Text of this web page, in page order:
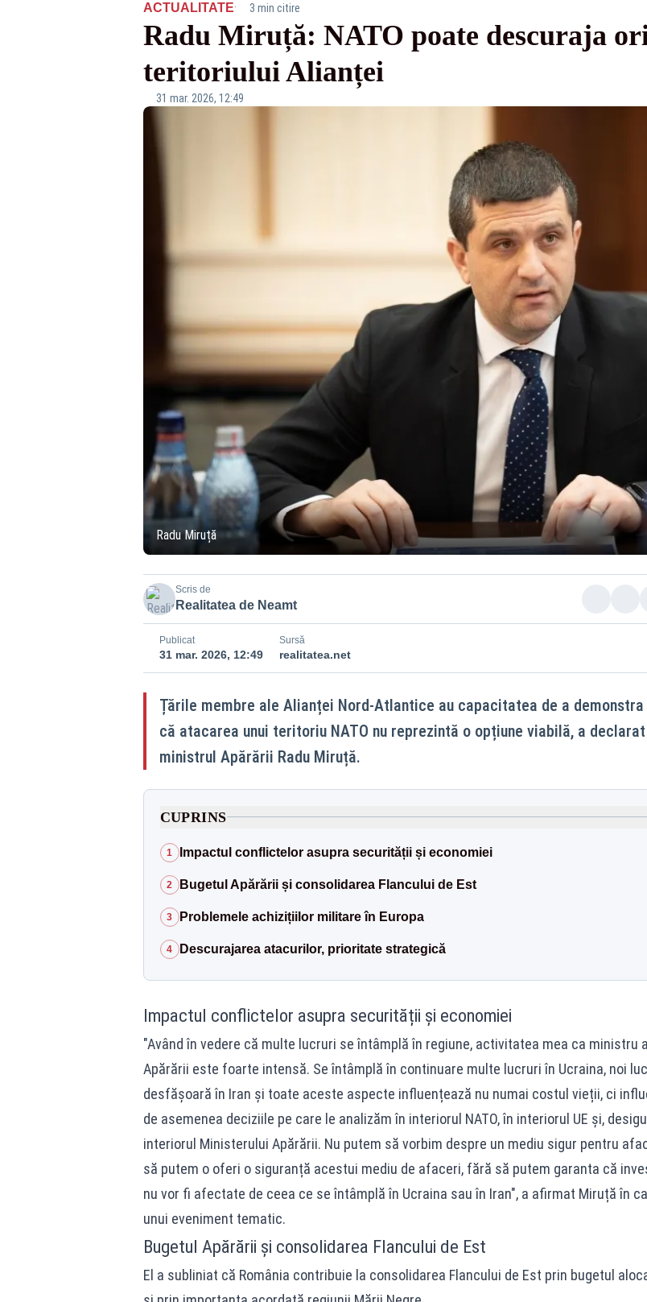
ACTUALITATE· 3 min citire
Radu Miruță: NATO poate descuraja
teritoriului Alianței
31 mar. 2026, 12:49
Radu Miruță
Scris de
Realitatea de Neamt
Publicat
31 mar. 2026, 12:49
Sursă
realitatea.net
Țările membre ale Alianței Nord-Atlantice au capacitatea de a
că atacarea unui teritoriu NATO nu reprezintă o opțiune viabilă, a
ministrul Apărării Radu Miruță.
CUPRINS
1 Impactul conflictelor asupra securității și economiei
2 Bugetul Apărării și consolidarea Flancului de Est
3 Problemele achizițiilor militare în Europa
4 Descurajarea atacurilor, prioritate strategică
Impactul conflictelor asupra securității și economiei
"Având în vedere că multe lucruri se întâmplă în regiune, activitatea mea ca ministru
Apărării este foarte intensă. Se întâmplă în continuare multe lucruri în Ucraina, noi
desfășoară în Iran și toate aceste aspecte influențează nu numai costul vieții, ci
de asemenea deciziile pe care le analizăm în interiorul NATO, în interiorul UE și,
interiorul Ministerului Apărării. Nu putem să vorbim despre un mediu sigur pentru
să putem o oferi o siguranță acestui mediu de afaceri, fără să putem garanta că
nu vor fi afectate de ceea ce se întâmplă în Ucraina sau în Iran", a afirmat Miruță în
unui eveniment tematic.
Bugetul Apărării și consolidarea Flancului de Est
El a subliniat că România contribuie la consolidarea Flancului de Est prin bugetul